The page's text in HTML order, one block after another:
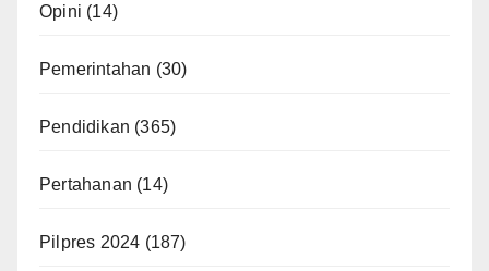
Opini (14)
Pemerintahan (30)
Pendidikan (365)
Pertahanan (14)
Pilpres 2024 (187)